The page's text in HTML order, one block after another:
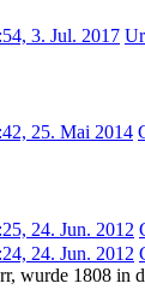
3. Jul. 2017
25. Mai 2014
24. Jun. 2012
24. Jun. 2012
wurde 1808